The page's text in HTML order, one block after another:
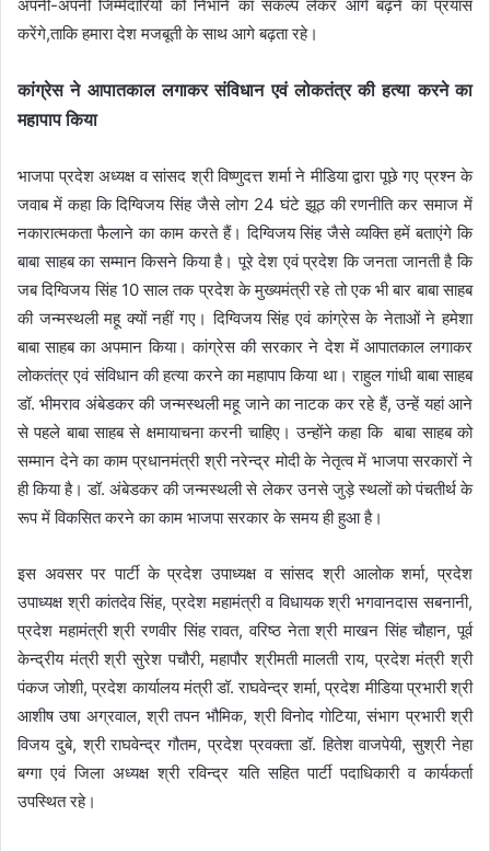
अपनी-अपनी जिम्मेदारियों को निभाने का संकल्प लेकर आगे बढ़ने का प्रयास
करेंगे,ताकि हमारा देश मजबूती के साथ आगे बढ़ता रहे।
कांग्रेस ने आपातकाल लगाकर संविधान एवं लोकतंत्र की हत्या करने का
महापाप किया
भाजपा प्रदेश अध्यक्ष व सांसद श्री विष्णुदत्त शर्मा ने मीडिया द्वारा पूछे गए प्रश्न के
जवाब में कहा कि दिग्विजय सिंह जैसे लोग 24 घंटे झूठ की रणनीति कर समाज में
नकारात्मकता फैलाने का काम करते हैं। दिग्विजय सिंह जैसे व्यक्ति हमें बताएंगे कि
बाबा साहब का सम्मान किसने किया है। पूरे देश एवं प्रदेश कि जनता जानती है कि
जब दिग्विजय सिंह 10 साल तक प्रदेश के मुख्यमंत्री रहे तो एक भी बार बाबा साहब
की जन्मस्थली महू क्यों नहीं गए। दिग्विजय सिंह एवं कांग्रेस के नेताओं ने हमेशा
बाबा साहब का अपमान किया। कांग्रेस की सरकार ने देश में आपातकाल लगाकर
लोकतंत्र एवं संविधान की हत्या करने का महापाप किया था। राहुल गांधी बाबा साहब
डॉ. भीमराव अंबेडकर की जन्मस्थली महू जाने का नाटक कर रहे हैं, उन्हें यहां आने
से पहले बाबा साहब से क्षमायाचना करनी चाहिए। उन्होंने कहा कि बाबा साहब को
सम्मान देने का काम प्रधानमंत्री श्री नरेन्द्र मोदी के नेतृत्व में भाजपा सरकारों ने
ही किया है। डॉ. अंबेडकर की जन्मस्थली से लेकर उनसे जुड़े स्थलों को पंचतीर्थ के
रूप में विकसित करने का काम भाजपा सरकार के समय ही हुआ है।
इस अवसर पर पार्टी के प्रदेश उपाध्यक्ष व सांसद श्री आलोक शर्मा, प्रदेश
उपाध्यक्ष श्री कांतदेव सिंह, प्रदेश महामंत्री व विधायक श्री भगवानदास सबनानी,
प्रदेश महामंत्री श्री रणवीर सिंह रावत, वरिष्ठ नेता श्री माखन सिंह चौहान, पूर्व
केन्द्रीय मंत्री श्री सुरेश पचौरी, महापौर श्रीमती मालती राय, प्रदेश मंत्री श्री
पंकज जोशी, प्रदेश कार्यालय मंत्री डॉ. राघवेन्द्र शर्मा, प्रदेश मीडिया प्रभारी श्री
आशीष उषा अग्रवाल, श्री तपन भौमिक, श्री विनोद गोटिया, संभाग प्रभारी श्री
विजय दुबे, श्री राघवेन्द्र गौतम, प्रदेश प्रवक्ता डॉ. हितेश वाजपेयी, सुश्री नेहा
बग्गा एवं जिला अध्यक्ष श्री रविन्द्र यति सहित पार्टी पदाधिकारी व कार्यकर्ता
उपस्थित रहे।